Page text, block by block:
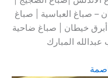
– صباغ العباسية | صباغ
خيطان | صباغ ضاحية